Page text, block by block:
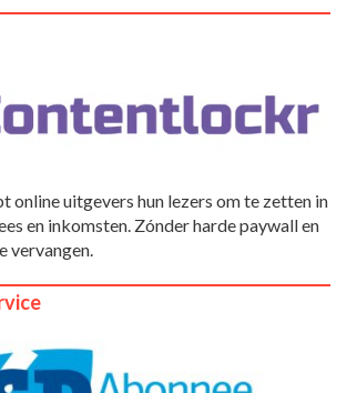
online uitgevers hun lezers om te zetten in
en inkomsten. Zónder harde paywall en
vervangen.